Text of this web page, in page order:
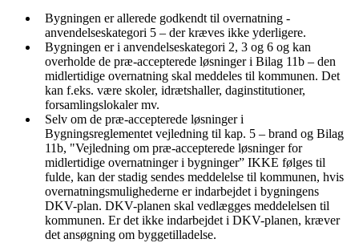
Bygningen er allerede godkendt til overnatning -
anvendelseskategori 5 – der kræves ikke yderligere.
Bygningen er i anvendelseskategori 2, 3 og 6 og kan
overholde de præ-accepterede løsninger i Bilag 11b – den
midlertidige overnatning skal meddeles til kommunen. Det
kan f.eks. være skoler, idrætshaller, daginstitutioner,
forsamlingslokaler mv.
Selv om de præ-accepterede løsninger i
Bygningsreglementet vejledning til kap. 5 – brand og Bilag
11b, "Vejledning om præ-accepterede løsninger for
midlertidige overnatninger i bygninger” IKKE følges til
fulde, kan der stadig sendes meddelelse til kommunen, hvis
overnatningsmulighederne er indarbejdet i bygningens
DKV-plan. DKV-planen skal vedlægges meddelelsen til
kommunen. Er det ikke indarbejdet i DKV-planen, kræver
det ansøgning om byggetilladelse.